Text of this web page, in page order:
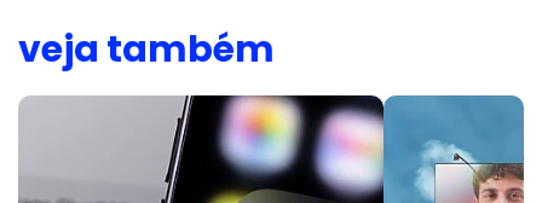
veja também